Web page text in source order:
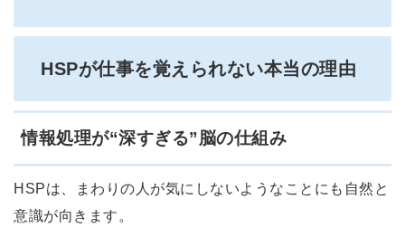
HSPが仕事を覚えられない本当の理由
情報処理が“深すぎる”脳の仕組み
HSPは、まわりの人が気にしないようなことにも自然と
意識が向きます。